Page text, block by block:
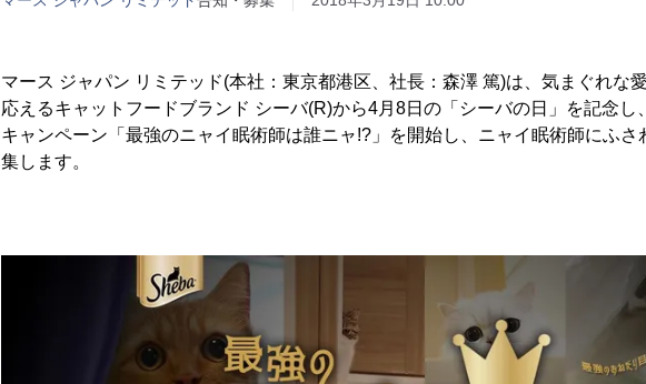
マース ジャパン リミテッド(本社：東京都港区、社長：森澤 篤)は、気まぐれな
応えるキャットフードブランド シーバ(R)から4月8日の「シーバの日」を記念し
キャンペーン「最強のニャイ眠術師は誰ニャ!?」を開始し、ニャイ眠術師にふさ
集します。